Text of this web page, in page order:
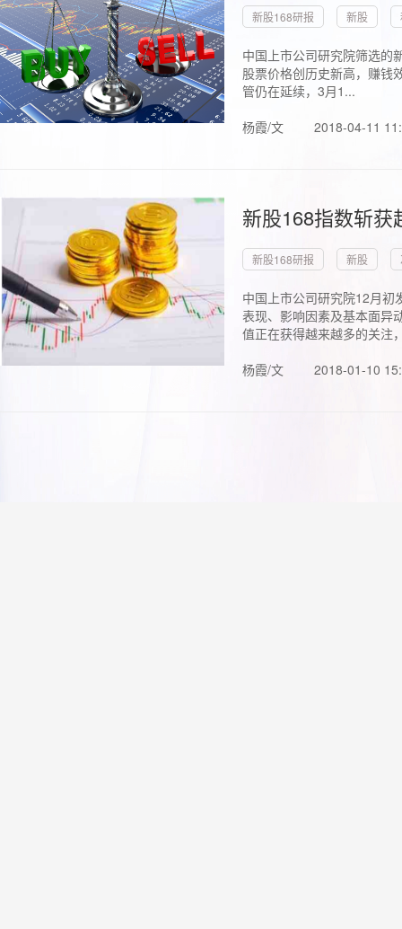
新股168研报 新股
中国上市公司研究院筛选的
股票价格创历史新高，赚钱
管仍在延续，3月1...
杨霞/文
2018-04-11
新股168指数斩
新股168研报 新股
中国上市公司研究院12月初
表现、影响因素及基本面异
值正在获得越来越多的关注
杨霞/文
2018-01-10